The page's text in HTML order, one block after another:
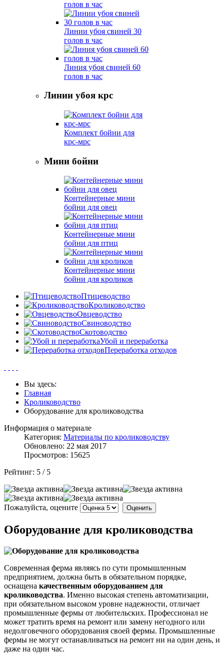
голов в час
Линии убоя свиней 30
голов в час
Линия убоя свиней 60
голов в час
Линии убоя крс
Комплект бойни для
крс-мрс
Мини бойни
Контейнерные мини
бойни для овец
Контейнерные мини
бойни для птиц
Контейнерные мини
бойни для кроликов
Птицеводство
Кролиководство
Овцеводство
Свиноводство
Скотоводство
Убой и переработка
Переработка отходов
Вы здесь:
Главная
Кролиководство
Оборудование для кролиководства
Информация о материале
Категория: Материалы по кролиководству
Обновлено: 22 мая 2017
Просмотров: 15625
Рейтинг: 5 / 5
Пожалуйста, оцените
Оборудование для кролиководства
Современная ферма являясь по сути промышленным
предприятием, должна быть в обязательном порядке,
оснащена качественным оборудованием для
кролиководства. Именно высокая степень автоматизации,
при обязательном высоком уровне надежности, отличает
промышленные фермы от любительских. Профессионал не
может тратить время на ремонт или замену негодного или
недолговечного оборудования своей фермы. Промышленные
фермы не могут останавливаться на ремонт ни на один день, и
даже на один час.